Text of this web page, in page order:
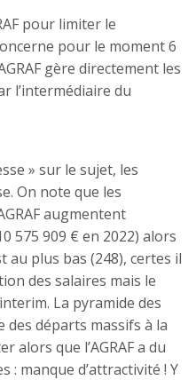
pour limiter le
pour le moment 6
gère directement les
l’intermédiaire du
» sur le sujet, les
On note que les
augmentent
575 909 € en 2022) alors
au plus bas (248), certes il
des salaires mais le
La pyramide des
des départs massifs à la
alors que l’AGRAF a du
: manque d’attractivité ! Y